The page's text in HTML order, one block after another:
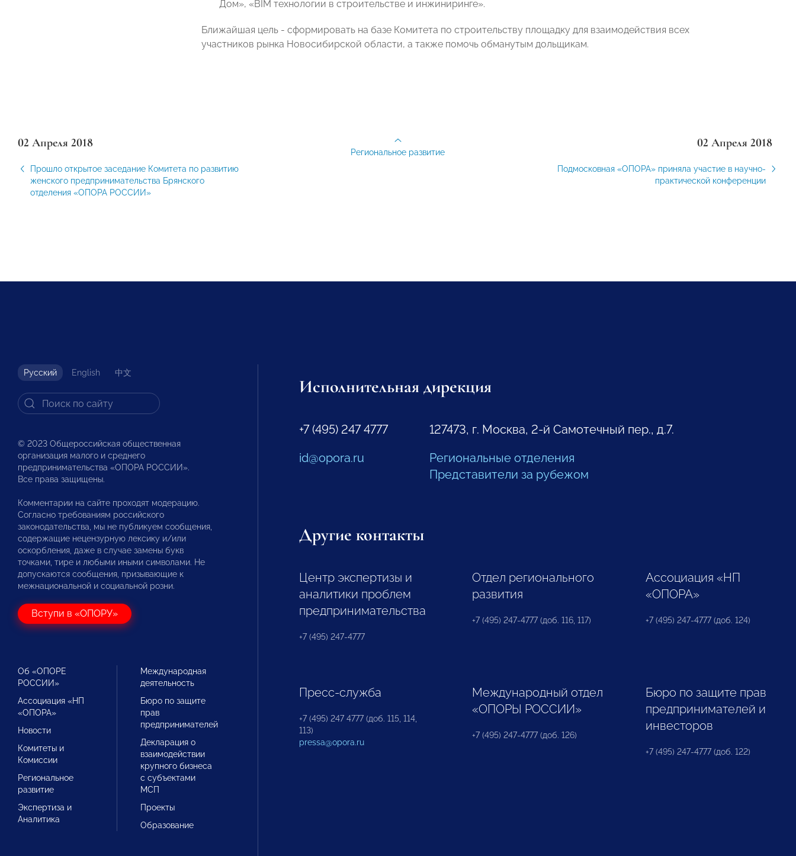
Дом», «BIM технологии в строительстве и инжиниринге».
Ближайшая цель - сформировать на базе Комитета по строительству площадку для взаимодействия всех
участников рынка Новосибирской области, а также помочь обманутым дольщикам.
02 Апреля 2018
Прошло открытое заседание Комитета по развитию
женского предпринимательства Брянского
отделения «ОПОРА РОССИИ»
02 Апреля 2018
Подмосковная «ОПОРА» приняла участие в научно-
практической конференции
Региональное развитие
Русский English 中文
© 2023 Общероссийская общественная
организация малого и среднего
предпринимательства «ОПОРА РОССИИ».
Все права защищены.
Комментарии на сайте проходят модерацию.
Согласно требованиям российского
законодательства, мы не публикуем сообщения,
содержащие нецензурную лексику и/или
оскорбления, даже в случае замены букв
точками, тире и любыми иными символами. Не
допускаются сообщения, призывающие к
межнациональной и социальной розни.
Вступи в «ОПОРУ»
Об «ОПОРЕ
РОССИИ»
Ассоциация «НП
«ОПОРА»
Новости
Комитеты и
Комиссии
Региональное
развитие
Экспертиза и
Аналитика
Международная
деятельность
Бюро по защите
прав
предпринимателей
Декларация о
взаимодействии
крупного бизнеса
с субъектами
МСП
Проекты
Образование
Исполнительная дирекция
+7 (495) 247 4777
id@opora.ru
127473, г. Москва, 2-й Самотечный пер., д.7.
Региональные отделения
Представители за рубежом
Другие контакты
Центр экспертизы и
аналитики проблем
предпринимательства
+7 (495) 247-4777
Отдел регионального
развития
+7 (495) 247-4777 (доб. 116, 117)
Ассоциация «НП
«ОПОРА»
+7 (495) 247-4777 (доб. 124)
Пресс-служба
+7 (495) 247 4777 (доб. 115, 114,
113)
pressa@opora.ru
Международный отдел
«ОПОРЫ РОССИИ»
+7 (495) 247-4777 (доб. 126)
Бюро по защите прав
предпринимателей и
инвесторов
+7 (495) 247-4777 (доб. 122)